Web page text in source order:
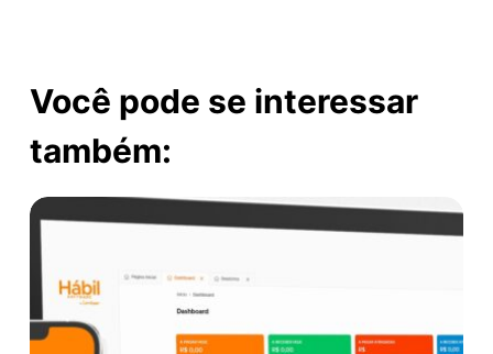
Você pode se interessar
também: